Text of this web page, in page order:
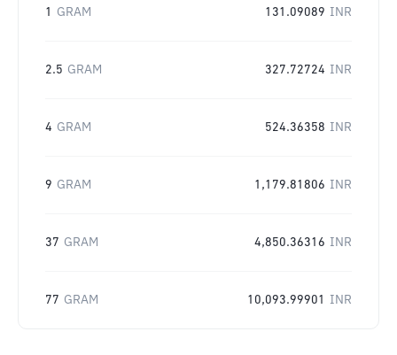
1 GRAM 131.09089 INR
2.5 GRAM 327.72724 INR
4 GRAM 524.36358 INR
9 GRAM 1,179.81806 INR
37 GRAM 4,850.36316 INR
77 GRAM 10,093.99901 INR